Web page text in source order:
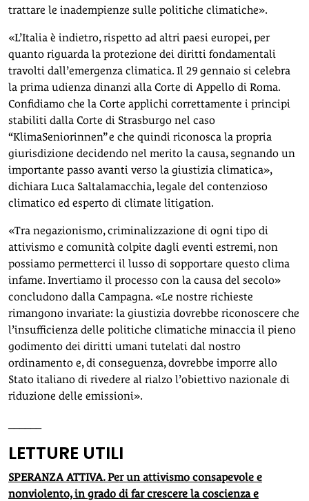
trattare le inadempienze sulle politiche climatiche».
«L’Italia è indietro, rispetto ad altri paesi europei, per
quanto riguarda la protezione dei diritti fondamentali
travolti dall’emergenza climatica. Il 29 gennaio si celebra
la prima udienza dinanzi alla Corte di Appello di Roma.
Confidiamo che la Corte applichi correttamente i principi
stabiliti dalla Corte di Strasburgo nel caso
“KlimaSeniorinnen” e che quindi riconosca la propria
giurisdizione decidendo nel merito la causa, segnando un
importante passo avanti verso la giustizia climatica»,
dichiara Luca Saltalamacchia, legale del contenzioso
climatico ed esperto di climate litigation.
«Tra negazionismo, criminalizzazione di ogni tipo di
attivismo e comunità colpite dagli eventi estremi, non
possiamo permetterci il lusso di sopportare questo clima
infame. Invertiamo il processo con la causa del secolo»
concludono dalla Campagna. «Le nostre richieste
rimangono invariate: la giustizia dovrebbe riconoscere che
l’insufficienza delle politiche climatiche minaccia il pieno
godimento dei diritti umani tutelati dal nostro
ordinamento e, di conseguenza, dovrebbe imporre allo
Stato italiano di rivedere al rialzo l’obiettivo nazionale di
riduzione delle emissioni».
LETTURE UTILI
SPERANZA ATTIVA. Per un attivismo consapevole e
nonviolento, in grado di far crescere la coscienza e